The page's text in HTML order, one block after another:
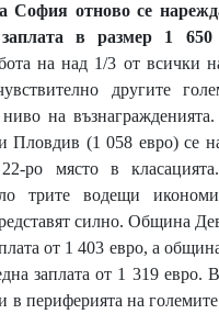
София отново се
в размер 1 650
на над 1/3 от всички
другите
на
Пловдив (1 058 евро) се
ро място в
трите водещи
силно. Община
от 1 403 евро, а
заплата от 1 319 евро.
в периферията на